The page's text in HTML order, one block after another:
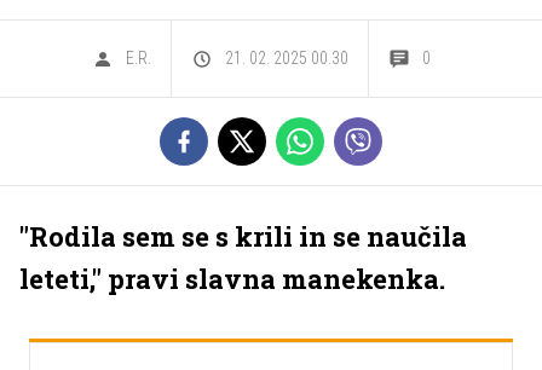
E.R. 21. 02. 2025 00.30 0
"Rodila sem se s krili in se naučila
leteti," pravi slavna manekenka.